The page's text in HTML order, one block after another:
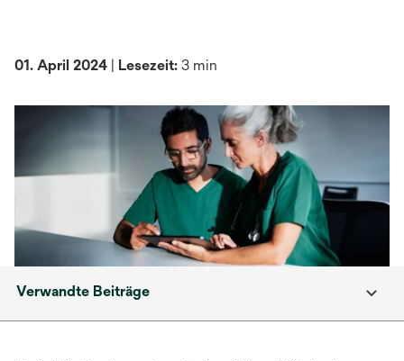
01. April 2024 | Lesezeit: 3 min
Verwandte Beiträge